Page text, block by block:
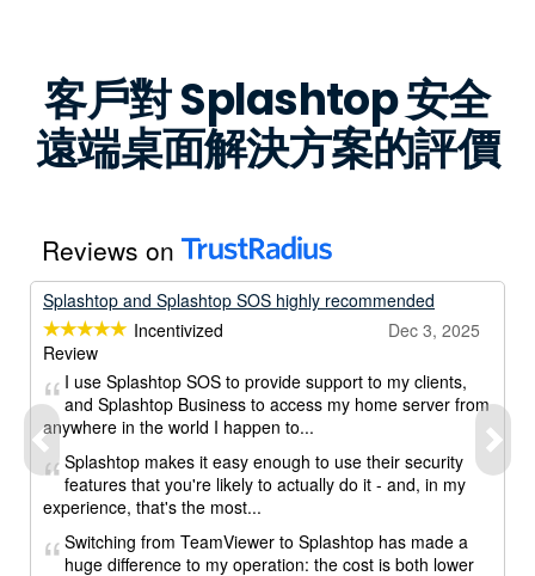
客戶對 Splashtop 安全
遠端桌面解決方案的評價
Reviews on
Splashtop and Splashtop SOS highly recommended
Incentivized
Review
Dec 3, 2025
I use Splashtop SOS to provide support to my clients,
and Splashtop Business to access my home server from
anywhere in the world I happen to...
Splashtop makes it easy enough to use their security
features that you're likely to actually do it - and, in my
experience, that's the most...
Switching from TeamViewer to Splashtop has made a
huge difference to my operation: the cost is both lower